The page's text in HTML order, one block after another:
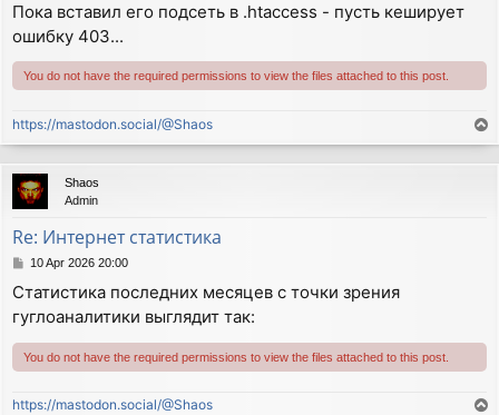
Пока вставил его подсеть в .htaccess - пусть кеширует
ошибку 403...
You do not have the required permissions to view the files attached to this post.
https://mastodon.social/@Shaos
o
p
Shaos
Admin
Re: Интернет статистика
P
s
t
10 Apr 2026 20:00
Статистика последних месяцев с точки зрения
гуглоаналитики выглядит так:
You do not have the required permissions to view the files attached to this post.
https://mastodon.social/@Shaos